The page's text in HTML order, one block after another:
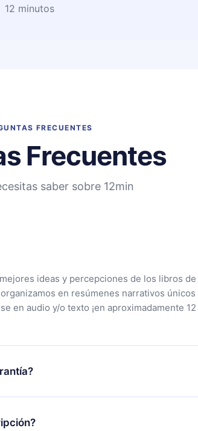
12 minutos
FRECUENTES
Frecuentes
saber sobre 12min
ideas y percepciones de los libros de
en resúmenes narrativos únicos
en audio y/o texto ¡en aproximadamente 12
comenzar a disfrutar de nuestra biblioteca.
plataforma, simplemente contacta a